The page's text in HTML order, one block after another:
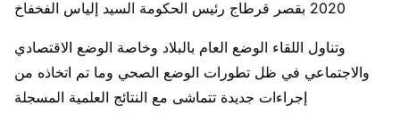
2020 بقصر قرطاج رئيس الحكومة السيد إلياس الفخفاخ
وتناول اللقاء الوضع العام بالبلاد وخاصة الوضع الاقتصادي
والاجتماعي في ظل تطورات الوضع الصحي وما تم اتخاذه من
إجراءات جديدة تتماشى مع النتائج العلمية المسجلة